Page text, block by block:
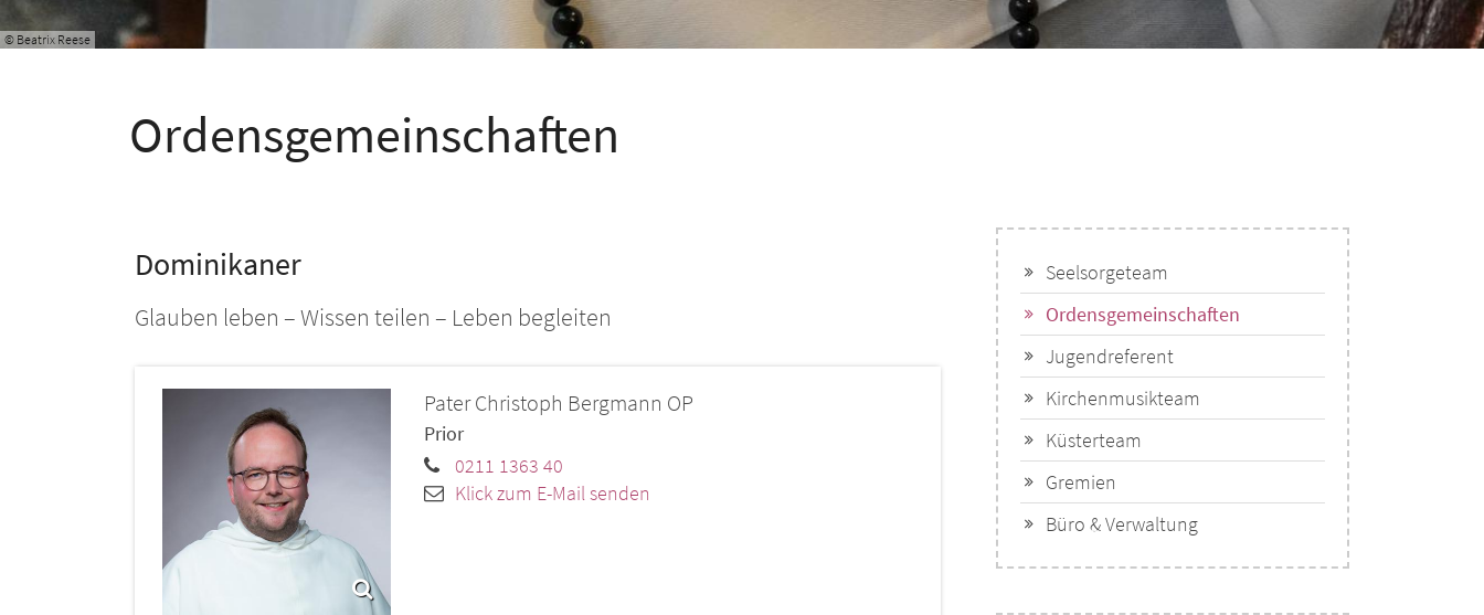
© Beatrix Reese
Ordensgemeinschaften
Dominikaner
Glauben leben – Wissen teilen – Leben begleiten
Pater Christoph Bergmann OP
Prior
0211 1363 40
Klick zum E-Mail senden
Seelsorgeteam
Ordensgemeinschaften
Jugendreferent
Kirchenmusikteam
Küsterteam
Gremien
Büro & Verwaltung